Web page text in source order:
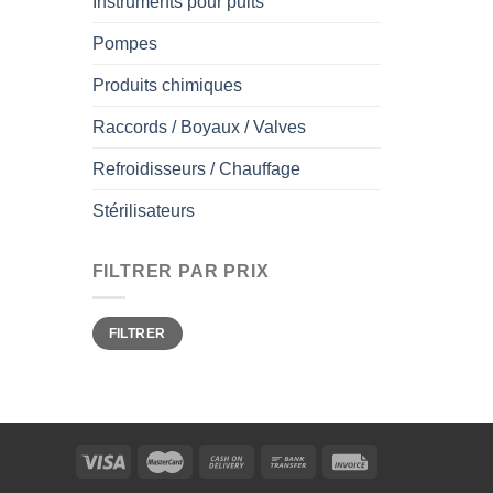
Pompes
Produits chimiques
Raccords / Boyaux / Valves
Refroidisseurs / Chauffage
Stérilisateurs
FILTRER PAR PRIX
Prix
min
Prix
maxFILTRER